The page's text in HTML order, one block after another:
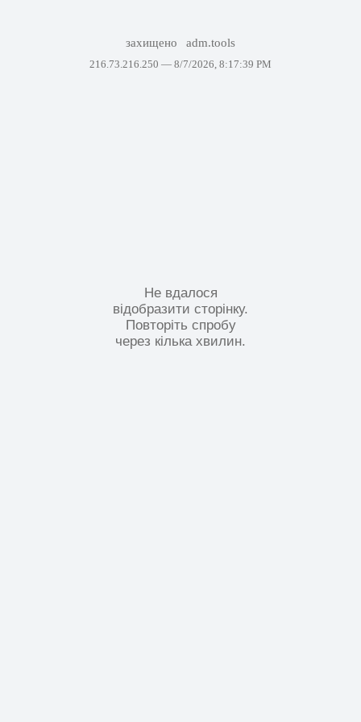
захищено adm.tools
216.73.216.250 — 8/7/2026, 8:17:39 PM
Не вдалося
відобразити сторінку.
Повторіть спробу
через кілька хвилин.